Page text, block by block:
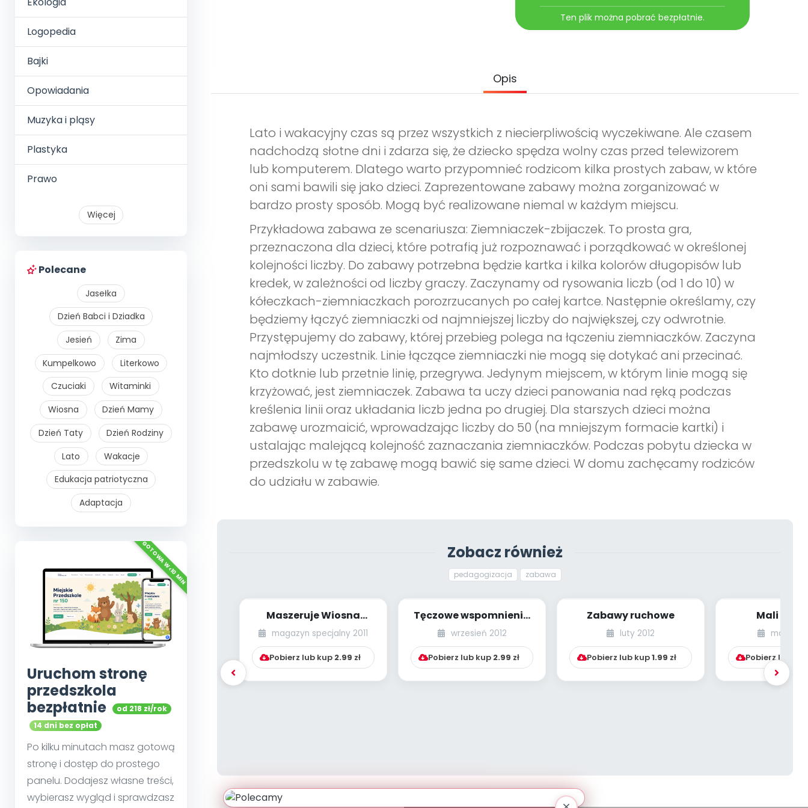
Logopedia
Bajki
Opowiadania
Muzyka i pląsy
Plastyka
Prawo
Więcej
Polecane
Jasełka
Dzień Babci i Dziadka
Jesień
Zima
Kumpelkowo
Literkowo
Czuciaki
Witaminki
Wiosna
Dzień Mamy
Dzień Taty
Dzień Rodziny
Lato
Wakacje
Edukacja patriotyczna
Adaptacja
Uruchom stronę
przedszkola
bezpłatnie
od 218 zł/rok
14 dni bez opłat
Po kilku minutach masz gotową
stronę i dostęp do prostego
panelu. Dodajesz własne treści,
wybierasz wygląd i sprawdzasz
Ten plik można pobrać bezpłatnie.
Opis
Lato i wakacyjny czas są przez wszystkich z niecierpliwością wyczekiwane. Ale czasem
nadchodzą słotne dni i zdarza się, że dziecko spędza wolny czas przed telewizorem
lub komputerem. Dlatego warto przypomnieć rodzicom kilka prostych zabaw, w które
oni sami bawili się jako dzieci. Zaprezentowane zabawy można zorganizować w
bardzo prosty sposób. Mogą być realizowane niemal w każdym miejscu.
Przykładowa zabawa ze scenariusza: Ziemniaczek-zbijaczek. To prosta gra,
przeznaczona dla dzieci, które potrafią już rozpoznawać i porządkować w określonej
kolejności liczby. Do zabawy potrzebna będzie kartka i kilka kolorów długopisów lub
kredek, w zależności od liczby graczy. Zaczynamy od rysowania liczb (od 1 do 10) w
kółeczkach-ziemniaczkach porozrzucanych po całej kartce. Następnie określamy, czy
będziemy łączyć ziemniaczki od najmniejszej liczby do największej, czy odwrotnie.
Przystępujemy do zabawy, której przebieg polega na łączeniu ziemniaczków. Zaczyna
najmłodszy uczestnik. Linie łączące ziemniaczki nie mogą się dotykać ani przecinać.
Kto dotknie lub przetnie linię, przegrywa. Jedynym miejscem, w którym linie mogą się
krzyżować, jest ziemniaczek. Zabawa ta uczy dzieci panowania nad ręką podczas
kreślenia linii oraz układania liczb jedna po drugiej. Dla starszych dzieci można
zabawę urozmaicić, wprowadzając liczby do 50 (na mniejszym formacie kartki) i
ustalając malejącą kolejność zaznaczania ziemniaczków. Podczas pobytu dziecka w
przedszkolu w tę zabawę mogą bawić się same dzieci. W domu zachęcamy rodziców
do udziału w zabawie.
Zobacz również
pedagogizacja zabawa
Maszeruje Wiosna
(optymistyczna sonda
uliczna)
magazyn specjalny 2011
Pobierz lub kup 2.99 zł
Tęczowe wspomnienia
z wakacji (Kącik
Tęczowej Muzyki)...
wrzesień 2012
Pobierz lub kup 2.99 zł
Zabawy ruchowe
luty 2012
Pobierz lub kup1.99 zł
Mali
marzec
Pobierz lub